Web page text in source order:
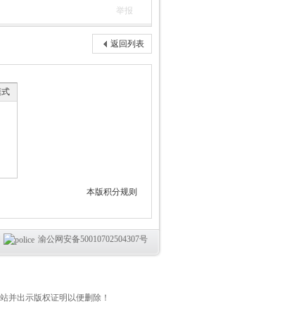
举报
返回列表
本版积分规则
渝公网安备50010702504307号
并出示版权证明以便删除！